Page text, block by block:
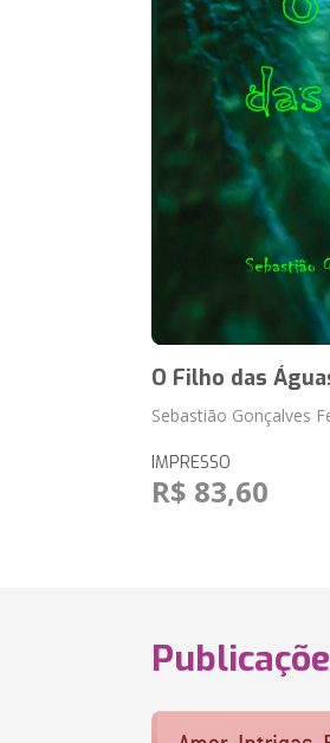
O Filho das
Sebastião Gonçalves
IMPRESSO
R$ 83,60